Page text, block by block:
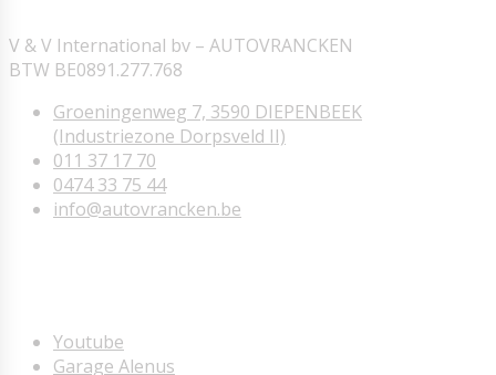
V & V International bv – AUTOVRANCKEN
BTW BE0891.277.768
Groeningenweg 7, 3590 DIEPENBEEK
(Industriezone Dorpsveld II)
011 37 17 70
0474 33 75 44
info@autovrancken.be
Youtube
Garage Alenus